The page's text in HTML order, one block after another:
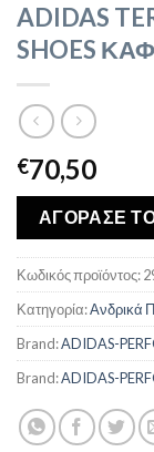
ADIDAS
SHOES
€70,50
ΑΓΟΡΑΣΕ
Κωδικός προϊόντος:
Κατηγορία:Ανδρικά
Brand:ADIDAS-
Brand:ADIDAS-